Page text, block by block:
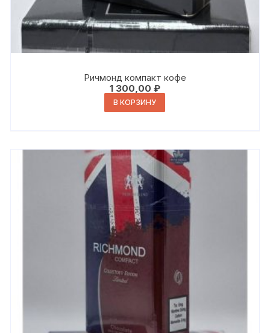
Ричмонд компакт кофе
1 300,00 ₽
В КОРЗИНУ